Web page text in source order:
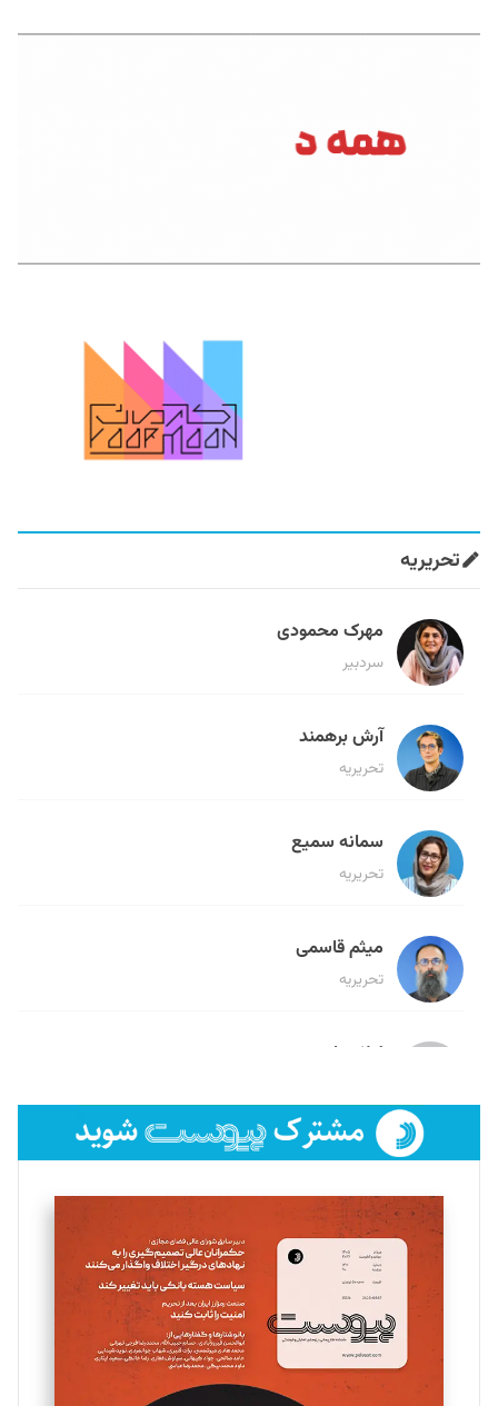
تحریریه
مهرک محمودی
سردبیر
آرش برهمند
تحریریه
سمانه سمیع
تحریریه
میثم قاسمی
تحریریه
لیلا حنارود
فائزه فتحی رستمی
تحریریه
سروش کرمیان
تحریریه
مینا پاکدل